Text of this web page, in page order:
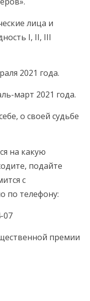
лица и
І, ІІ, ІІІ
2021 года.
март 2021 года.
о своей судьбе
на какую
подайте
с
по телефону:
07
премии